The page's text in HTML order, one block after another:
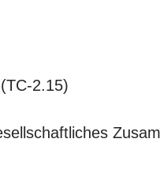
2.15)